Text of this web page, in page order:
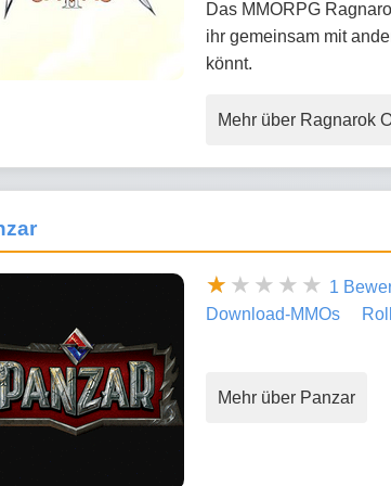
Das MMORPG
ihr gemeinsam mit
könnt.
Mehr über Ragnarok
1
Download-MMOs
Mehr über Panzar